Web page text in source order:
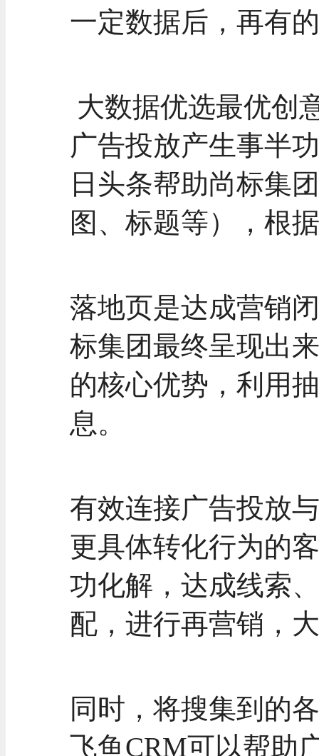
一定数据后，再有
大数据优选最优创
广告投放产生事半
日头条帮助尚标集
图、标题等），根
落地页是达成营销
标集团最终呈现出
的核心优势，利用
息。
有效连接广告投放
更具体转化行为的
功化解，达成线索
配，进行再营销，
同时，将搜集到的
飞鱼CRM可以帮助